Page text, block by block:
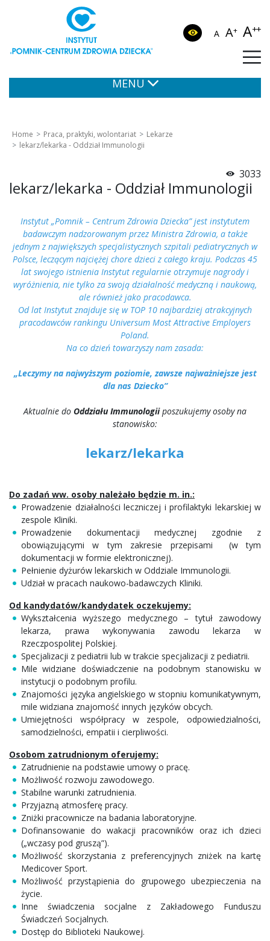
A A+ A++
MENU
Home Praca, praktyki, wolontariat
Lekarze
lekarz/lekarka - Oddział Immunologii
3033
lekarz/lekarka - Oddział Immunologii
Instytut „Pomnik – Centrum Zdrowia Dziecka” jest instytutem
badawczym nadzorowanym przez Ministra Zdrowia, a także
jednym z największych specjalistycznych szpitali pediatrycznych w
Polsce, leczącym najciężej chore dzieci z całego kraju. Podczas 45
lat swojego istnienia Instytut regularnie otrzymuje nagrody i
wyróżnienia, nie tylko za swoją działalność medyczną i naukową,
ale również jako pracodawca.
Od lat Instytut znajduje się w TOP 10 najbardziej atrakcyjnych
pracodawców rankingu Universum Most Attractive Employers
Poland.
Na co dzień towarzyszy nam zasada:
„Leczymy na najwyższym poziomie, zawsze najważniejsze jest
dla nas Dziecko”
Aktualnie do Oddziału Immunologiiposzukujemy osoby na
stanowisko:
lekarz/lekarka
Do zadań ww. osoby należało będzie m. in.:
Prowadzenie działalności leczniczej i profilaktyki lekarskiej w
zespole Kliniki.
Prowadzenie dokumentacji medycznej zgodnie z
obowiązującymi w tym zakresie przepisami (w tym
dokumentacji w formie elektronicznej).
Pełnienie dyżurów lekarskich w Oddziale Immunologii.
Udział w pracach naukowo-badawczych Kliniki.
Od kandydatów/kandydatek oczekujemy:
Wykształcenia wyższego medycznego – tytuł zawodowy
lekarza, prawa wykonywania zawodu lekarza w
Rzeczpospolitej Polskiej.
Specjalizacji z pediatrii lub w trakcie specjalizacji z pediatrii.
Mile widziane doświadczenie na podobnym stanowisku w
instytucji o podobnym profilu.
Znajomości języka angielskiego w stopniu komunikatywnym,
mile widziana znajomość innych języków obcych.
Umiejętności współpracy w zespole, odpowiedzialności,
samodzielności, empatii i cierpliwości.
Osobom zatrudnionym oferujemy:
Zatrudnienie na podstawie umowy o pracę.
Możliwość rozwoju zawodowego.
Stabilne warunki zatrudnienia.
Przyjazną atmosferę pracy.
Zniżki pracownicze na badania laboratoryjne.
Dofinansowanie do wakacji pracowników oraz ich dzieci
(„wczasy pod gruszą”).
Możliwość skorzystania z preferencyjnych zniżek na kartę
Medicover Sport.
Możliwość przystąpienia do grupowego ubezpieczenia na
życie.
Inne świadczenia socjalne z Zakładowego Funduszu
Świadczeń Socjalnych.
Dostęp do Biblioteki Naukowej.